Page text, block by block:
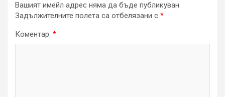
Вашият имейл адрес няма да бъде публикуван.
Задължителните полета са отбелязани с *
Коментар: *